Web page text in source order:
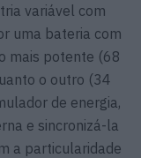
variável com
uma bateria com
mais potente (68
o outro (34
de energia,
e sincronizá-la
a particularidade